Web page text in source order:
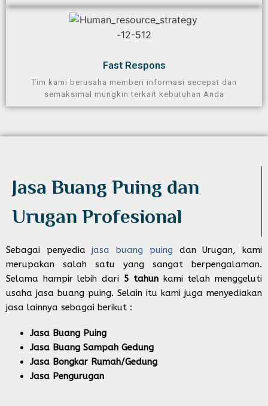
Fast Respons
Tim kami berusaha memberi informasi secepat dan
semaksimal mungkin terkait kebutuhan Anda
Jasa Buang Puing dan
Urugan Profesional​
Sebagai penyediajasa buang puing dan Urugan, kami
merupakan salah satu yang sangat berpengalaman.
Selama hampir lebih dari 5 tahun kami telah menggeluti
usaha jasa buang puing. Selain itu kami juga menyediakan
jasa lainnya sebagai berikut :
Jasa Buang Puing
Jasa Buang Sampah Gedung
Jasa Bongkar Rumah/Gedung
Jasa Pengurugan